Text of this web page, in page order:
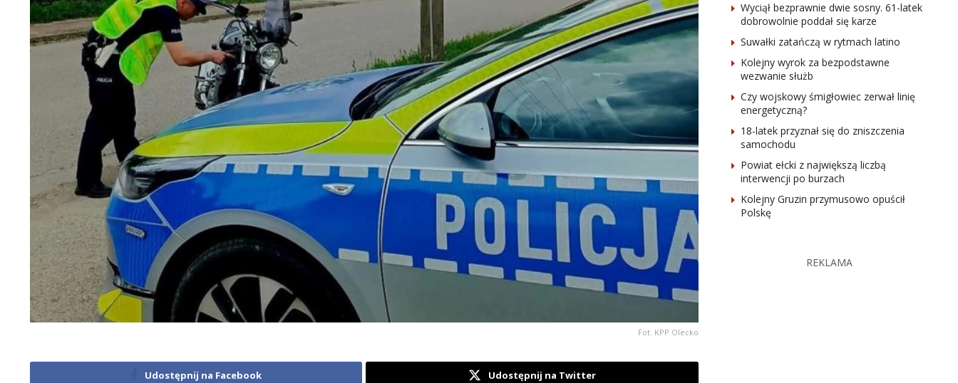
Fot. KPP Olecko
Udostępnij na Facebook Udostępnij na Twitter
Wyciął bezprawnie dwie sosny. 61-latek
dobrowolnie poddał się karze
Suwałki zatańczą w rytmach latino
Kolejny wyrok za bezpodstawne
wezwanie służb
Czy wojskowy śmigłowiec zerwał linię
energetyczną?
18-latek przyznał się do zniszczenia
samochodu
Powiat ełcki z największą liczbą
interwencji po burzach
Kolejny Gruzin przymusowo opuścił
Polskę
REKLAMA